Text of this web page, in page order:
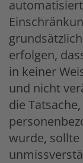
erfolgen,
in keiner
und nicht
die
wurde, sollte